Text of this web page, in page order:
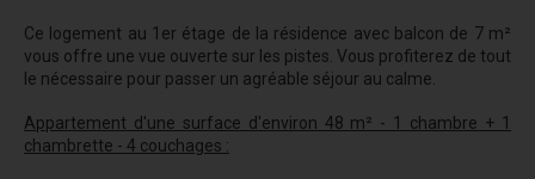
Ce logement au 1er étage de la résidence avec balcon de 7 m²
vous offre une vue ouverte sur les pistes. Vous profiterez de tout
le nécessaire pour passer un agréable séjour au calme.
Appartement d'une surface d'environ 48 m² - 1 chambre + 1
chambrette - 4 couchages :